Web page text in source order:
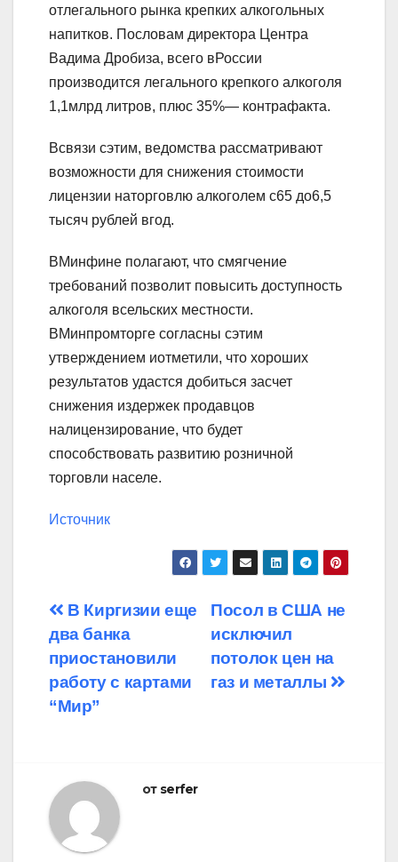
отлегального рынка крепких алкогольных
напитков. Пословам директора Центра
Вадима Дробиза, всего вРоссии
производится легального крепкого алкоголя
1,1млрд литров, плюс 35%— контрафакта.
Всвязи сэтим, ведомства рассматривают
возможности для снижения стоимости
лицензии наторговлю алкоголем с65 до6,5
тысяч рублей вгод.
ВМинфине полагают, что смягчение
требований позволит повысить доступность
алкоголя всельских местности.
ВМинпромторге согласны сэтим
утверждением иотметили, что хороших
результатов удастся добиться засчет
снижения издержек продавцов
налицензирование, что будет
способствовать развитию розничной
торговли населе.
Источник
Навигация
по
записям
Посол в США не
исключил
потолок цен на
газ и металлы
В Киргизии еще
два банка
приостановили
работу с картами
“Мир”
от serfer